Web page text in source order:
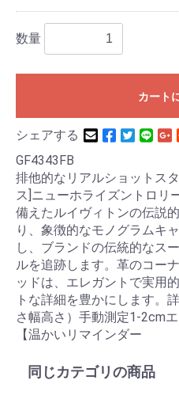
数量
カート
シェアする
GF4343FB
排他的なリアルショットス
ス]ニューホライズントロリ
備えたルイヴィトンの伝説
り、象徴的なモノグラムキ
し、ブランドの伝統的なス
ルを追跡します。革のコー
ッドは、エレガントで実用
トな詳細を豊かにします。
さ幅高さ）手動測定1-2cm
【温かいリマインダー
同じカテゴリの商品